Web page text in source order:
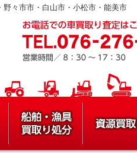
々市市・白山市・小松市・能美市